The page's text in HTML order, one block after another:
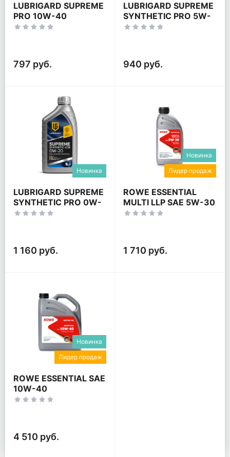
LUBRIGARD SUPREME
PRO 10W-40
797 руб.
LUBRIGARD SUPREME
SYNTHETIC PRO 5W-
20
940 руб.
Новинка
LUBRIGARD SUPREME
SYNTHETIC PRO 0W-
20
1 160 руб.
Новинка
Лидер продаж
ROWE ESSENTIAL
MULTI LLP SAE 5W-30
1 710 руб.
Новинка
Лидер продаж
ROWE ESSENTIAL SAE
10W-40
4 510 руб.